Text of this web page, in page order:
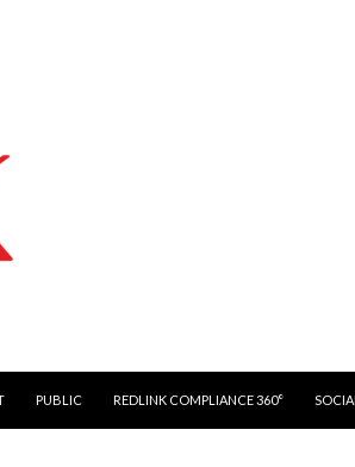
PUBLIC REDLINK COMPLIANCE 360° SOCIAL